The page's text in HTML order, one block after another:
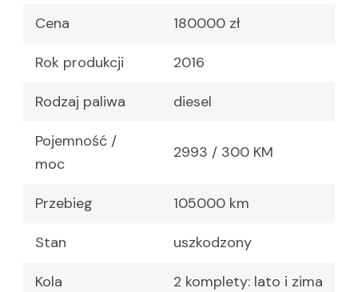
Cena 180000 zł
Rok produkcji 2016
Rodzaj paliwa diesel
Pojemność /
moc
2993 / 300 KM
Przebieg 105000 km
Stan uszkodzony
Kola 2 komplety: lato i zima